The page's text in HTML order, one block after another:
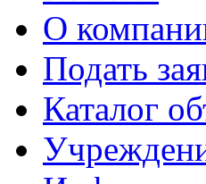
О
Подать
Каталог